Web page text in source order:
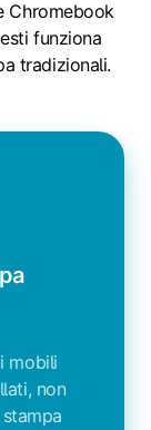
Chromebook
funziona
tradizionali.
mobili
non